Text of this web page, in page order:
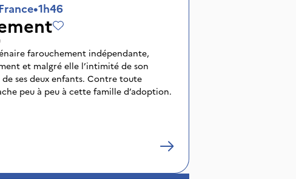
•1h46
farouchement indépendante,
et malgré elle l’intimité de son
ses deux enfants. Contre toute
peu à peu à cette famille d’adoption.